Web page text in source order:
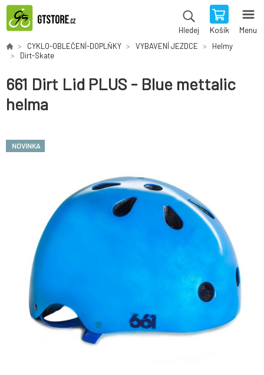
Hledej Košík Menu
CYKLO-OBLEČENÍ-DOPLŇKY VYBAVENÍ JEZDCE
Helmy
Dirt-Skate
661 Dirt Lid PLUS - Blue mettalic
helma
NOVINKA